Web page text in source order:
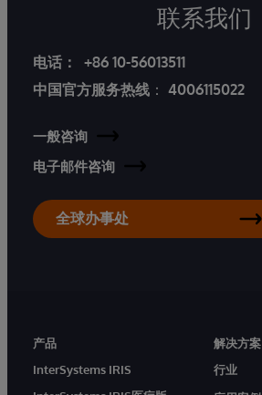
联系我们
电话：
+86 10-56013511
中国官方服务热线 ： 4006115022
一般咨询
电子邮件咨询
全球办事处
产品
InterSystems IRIS
解决方案
行业